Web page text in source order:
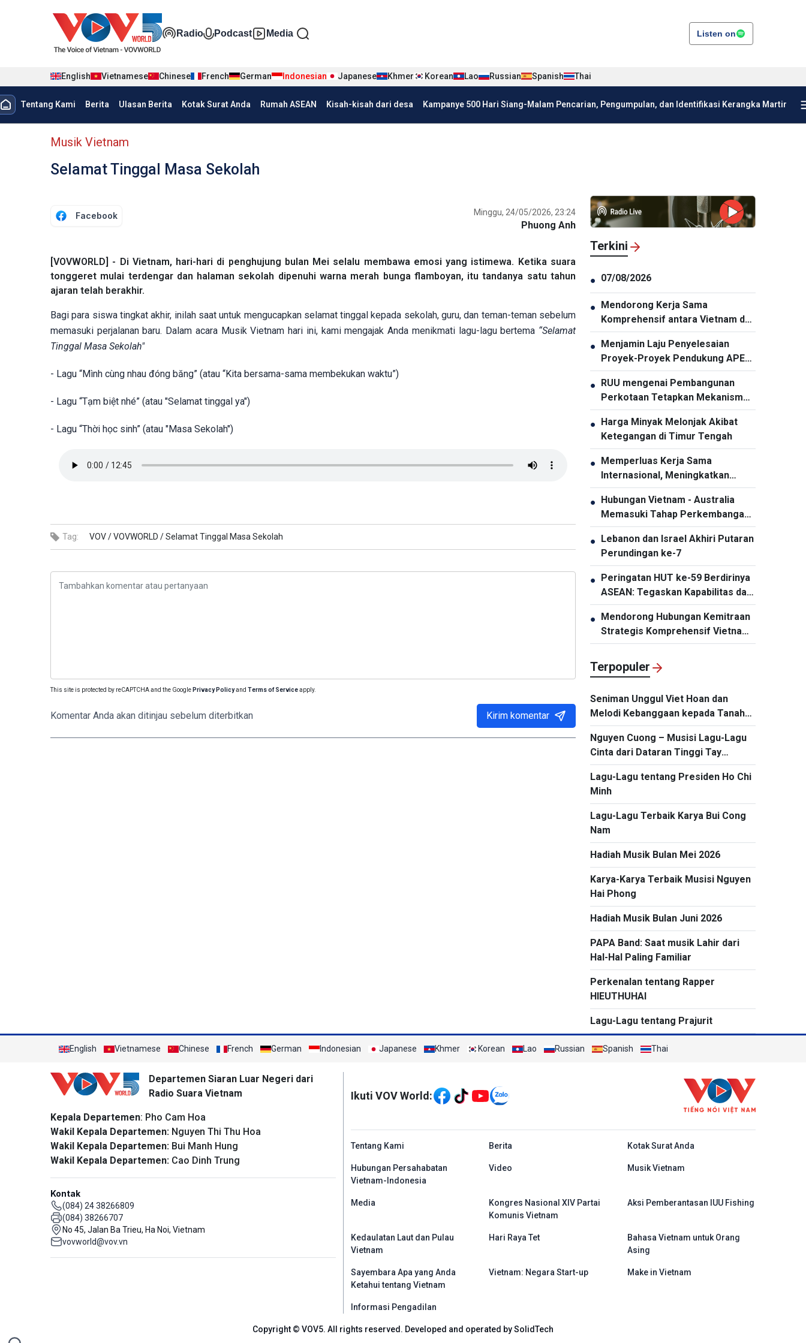
Đa phương tiện tiếng Indo
Radio Podcast Media Listen on
English Vietnamese Chinese French German Indonesian Japanese Khmer Korean Lao Russian Spanish Thai
menu trang chủ tiếng Indo
Tentang Kami Berita Ulasan Berita Kotak Surat Anda Rumah ASEAN Kisah-kisah dari desa Kampanye 500 Hari Siang-Malam Pencarian, Pengumpulan, dan Identifikasi Kerangka Martir
menu phụ tiếng Indo
Musik Vietnam
Selamat Tinggal Masa Sekolah
Facebook Minggu, 24/05/2026, 23:24
Phuong Anh
[VOVWORLD] - Di Vietnam, hari-hari di penghujung bulan Mei selalu membawa emosi yang istimewa. Ketika suara
tonggeret mulai terdengar dan halaman sekolah dipenuhi warna merah bunga flamboyan, itu tandanya satu tahun
ajaran telah berakhir.
Bagi para siswa tingkat akhir, inilah saat untuk mengucapkan selamat tinggal kepada sekolah, guru, dan teman-teman sebelum
memasuki perjalanan baru. Dalam acara Musik Vietnam hari ini, kami mengajak Anda menikmati lagu-lagu bertema “Selamat
Tinggal Masa Sekolah"
- Lagu “Mình cùng nhau đóng băng” (atau “Kita bersama-sama membekukan waktu”)
- Lagu “Tạm biệt nhé” (atau "Selamat tinggal ya")
- Lagu “Thời học sinh” (atau "Masa Sekolah")
Tag: VOV /VOVWORLD /Selamat Tinggal Masa Sekolah
This site is protected by reCAPTCHA and the Google Privacy Policyand Terms of Serviceapply.
Komentar Anda akan ditinjau sebelum diterbitkan Kirim komentar
Terkini
● 07/08/2026
● Mendorong Kerja Sama
Komprehensif antara Vietnam dan
Thailand
● Menjamin Laju Penyelesaian
Proyek-Proyek Pendukung APEC
2027
● RUU mengenai Pembangunan
Perkotaan Tetapkan Mekanisme
Khusus dan Unggul bagi Kota Ho
Chi Minh
● Harga Minyak Melonjak Akibat
Ketegangan di Timur Tengah
● Memperluas Kerja Sama
Internasional, Meningkatkan
Promosi Pariwisata Vietnam
● Hubungan Vietnam - Australia
Memasuki Tahap Perkembangan
Baru
● Lebanon dan Israel Akhiri Putaran
Perundingan ke-7
● Peringatan HUT ke-59 Berdirinya
ASEAN: Tegaskan Kapabilitas dan
Daya Tariknya
● Mendorong Hubungan Kemitraan
Strategis Komprehensif Vietnam-
Thailand Semakin Substansial dan
Terpopuler
Seniman Unggul Viet Hoan dan
Melodi Kebanggaan kepada Tanah
Air
Nguyen Cuong – Musisi Lagu-Lagu
Cinta dari Dataran Tinggi Tay
Nguyen
Lagu-Lagu tentang Presiden Ho Chi
Minh
Lagu-Lagu Terbaik Karya Bui Cong
Nam
Hadiah Musik Bulan Mei 2026
Karya-Karya Terbaik Musisi Nguyen
Hai Phong
Hadiah Musik Bulan Juni 2026
PAPA Band: Saat musik Lahir dari
Hal-Hal Paling Familiar
Perkenalan tentang Rapper
HIEUTHUHAI
Lagu-Lagu tentang Prajurit
English Vietnamese Chinese French German Indonesian Japanese Khmer Korean Lao Russian Spanish Thai
Departemen Siaran Luar Negeri dari
Radio Suara Vietnam
Kepala Departemen: Pho Cam Hoa
Wakil Kepala Departemen: Nguyen Thi Thu Hoa
Wakil Kepala Departemen: Bui Manh Hung
Wakil Kepala Departemen: Cao Dinh Trung
Kontak
(084) 24 38266809
(084) 38266707
No 45, Jalan Ba Trieu, Ha Noi, Vietnam
vovworld@vov.vn
Mạng xã hội
Ikuti VOV World:
menu footer tiếng Indo
Tentang Kami Berita Kotak Surat Anda
Hubungan Persahabatan
Vietnam-Indonesia
Video Musik Vietnam
Media
Kongres Nasional XIV Partai
Komunis Vietnam
Aksi Pemberantasan IUU Fishing
Kedaulatan Laut dan Pulau
Vietnam
Hari Raya Tet
Bahasa Vietnam untuk Orang
Asing
Sayembara Apa yang Anda
Ketahui tentang Vietnam
Vietnam: Negara Start-up Make in Vietnam
Informasi Pengadilan
Copyright © VOV5. All rights reserved. Developed and operated by SolidTech